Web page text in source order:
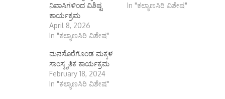
ನಿವಾಸಿಗಳಿಂದ ವಿಶಿಷ್ಟ
ಕಾರ್ಯಕ್ರಮ
April 8, 2026
In "ಕಲ್ಯಾಣಸಿರಿ ವಿಶೇಷ"
In "ಕಲ್ಯಾಣಸಿರಿ ವಿಶೇಷ"
ಮನಸೊರೆಗೊಂಡ ಮಕ್ಕಳ
ಸಾಂಸ್ಕೃತಿಕ ಕಾರ್ಯಕ್ರಮ
February 18, 2024
In "ಕಲ್ಯಾಣಸಿರಿ ವಿಶೇಷ"